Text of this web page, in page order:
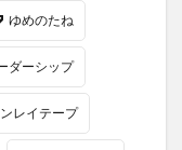
ゆめのたね
ダーシップ
レイテープ